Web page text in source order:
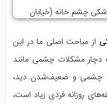
چشم خانه (خیابان
نور مطهری
رضوی (مشهد)
از مباحث اصلی ما در این
مشکلات چشمی مانند
چشمی و ضعیف‌شدن دید،
روزانه فردی زیاد است،